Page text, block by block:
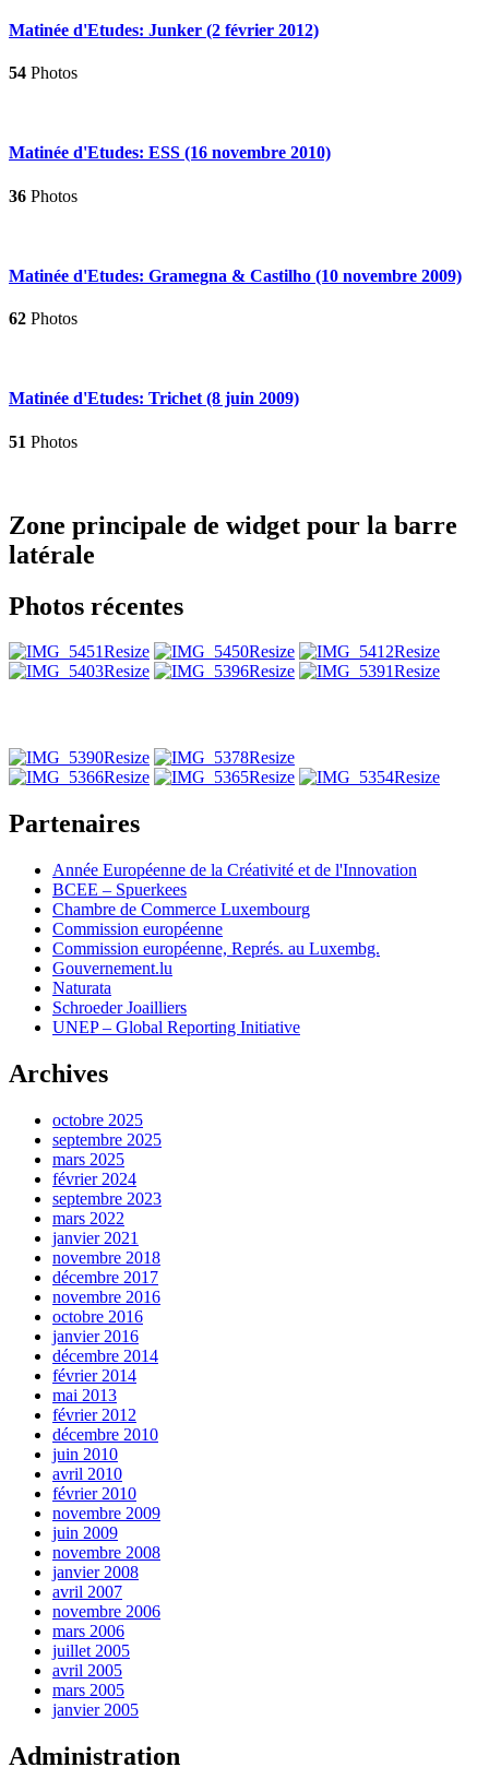
Matinée d'Etudes: Junker (2 février 2012)
54 Photos
Matinée d'Etudes: ESS (16 novembre 2010)
36 Photos
Matinée d'Etudes: Gramegna & Castilho (10 novembre 2009)
62 Photos
Matinée d'Etudes: Trichet (8 juin 2009)
51 Photos
Zone principale de widget pour la barre
latérale
Photos récentes
Partenaires
Année Européenne de la Créativité et de l'Innovation
BCEE – Spuerkees
Chambre de Commerce Luxembourg
Commission européenne
Commission européenne, Représ. au Luxembg.
Gouvernement.lu
Naturata
Schroeder Joailliers
UNEP – Global Reporting Initiative
Archives
octobre 2025
septembre 2025
mars 2025
février 2024
septembre 2023
mars 2022
janvier 2021
novembre 2018
décembre 2017
novembre 2016
octobre 2016
janvier 2016
décembre 2014
février 2014
mai 2013
février 2012
décembre 2010
juin 2010
avril 2010
février 2010
novembre 2009
juin 2009
novembre 2008
janvier 2008
avril 2007
novembre 2006
mars 2006
juillet 2005
avril 2005
mars 2005
janvier 2005
Administration